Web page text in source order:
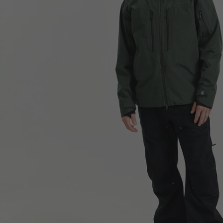
91-96cm 97-
93-98cm 99-
87-89cm 89-